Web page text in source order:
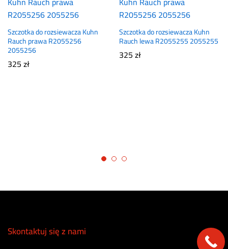
Szczotka do rozsiewacza Kuhn
Rauch prawa R2055256
2055256
325zł
Szczotka do rozsiewacza Kuhn
Rauch lewa R2055255 2055255
325zł
Skontaktuj się z nami